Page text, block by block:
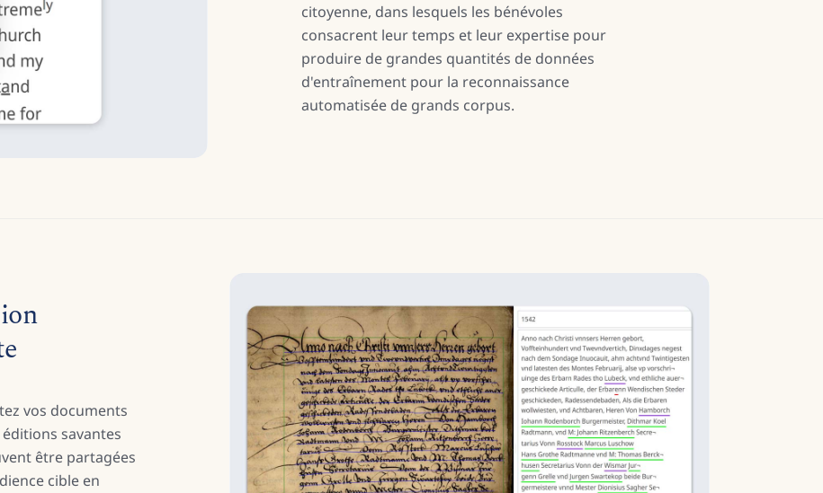
citoyenne, dans lesquels les bénévoles
consacrent leur temps et leur expertise pour
produire de grandes quantités de données
d'entraînement pour la reconnaissance
automatisée de grands corpus.
vos documents
savantes
être partagées
cible en